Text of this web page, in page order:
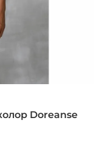
Doreanse